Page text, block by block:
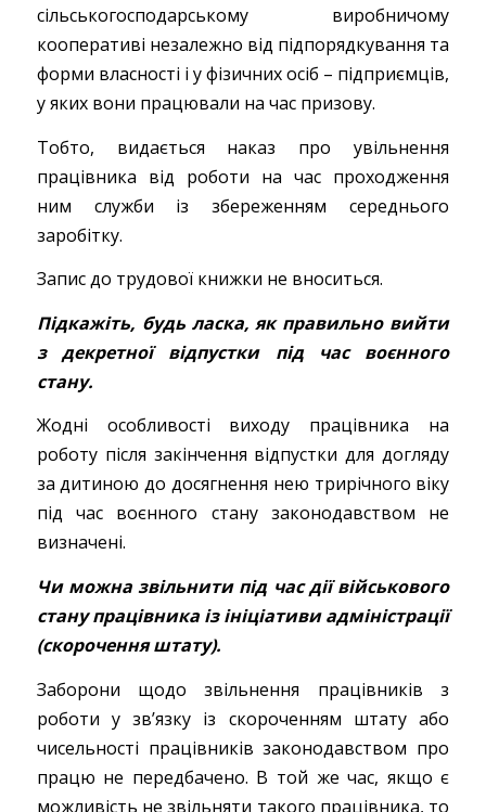
сільськогосподарському виробничому
кооперативі незалежно від підпорядкування та
форми власності і у фізичних осіб – підприємців,
у яких вони працювали на час призову.
Тобто, видається наказ про увільнення
працівника від роботи на час проходження
ним служби із збереженням середнього
заробітку.
Запис до трудової книжки не вноситься.
Підкажіть, будь ласка, як правильно вийти
з декретної відпустки під час воєнного
стану.
Жодні особливості виходу працівника на
роботу після закінчення відпустки для догляду
за дитиною до досягнення нею трирічного віку
під час воєнного стану законодавством не
визначені.
Чи можна звільнити під час дії військового
стану працівника із ініціативи адміністрації
(скорочення штату).
Заборони щодо звільнення працівників з
роботи у зв’язку із скороченням штату або
чисельності працівників законодавством про
працю не передбачено. В той же час, якщо є
можливість не звільняти такого працівника, то